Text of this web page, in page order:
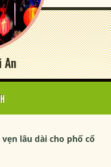
An
lâu dài cho phố cổ